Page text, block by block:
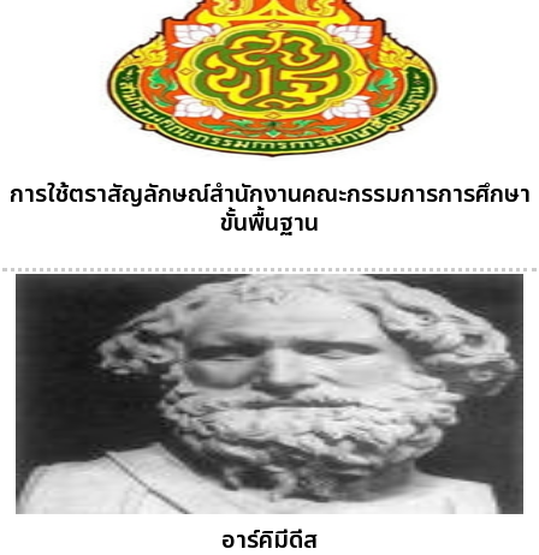
การใช้ตราสัญลักษณ์สำนักงานคณะกรรมการการศึกษา
ขั้นพื้นฐาน
อาร์คิมีดีส